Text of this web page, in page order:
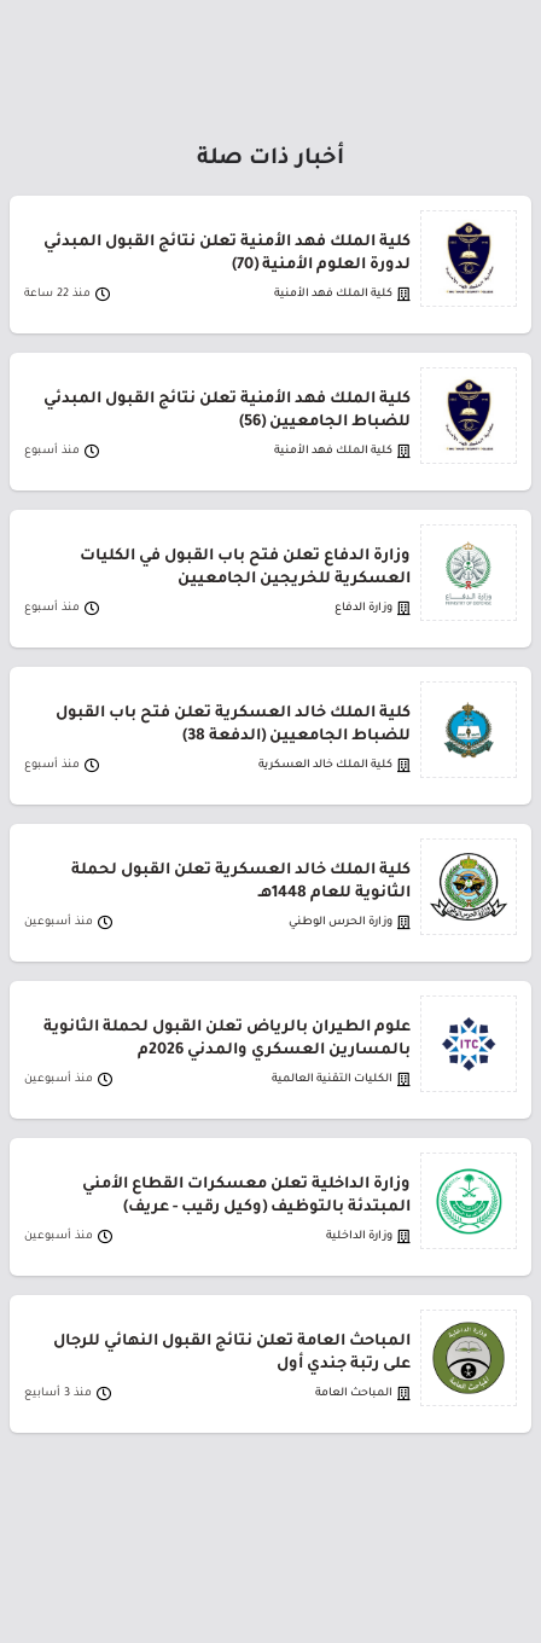
أخبار ذات صلة
كلية الملك فهد الأمنية تعلن نتائج القبول المبدئي
لدورة العلوم الأمنية (70)
كلية الملك فهد الأمنية منذ 22 ساعة
كلية الملك فهد الأمنية تعلن نتائج القبول المبدئي
للضباط الجامعيين (56)
كلية الملك فهد الأمنية منذ أسبوع
وزارة الدفاع تعلن فتح باب القبول في الكليات
العسكرية للخريجين الجامعيين
وزارة الدفاع منذ أسبوع
كلية الملك خالد العسكرية تعلن فتح باب القبول
للضباط الجامعيين (الدفعة 38)
كلية الملك خالد العسكرية منذ أسبوع
كلية الملك خالد العسكرية تعلن القبول لحملة
الثانوية للعام 1448هـ
وزارة الحرس الوطني منذ أسبوعين
علوم الطيران بالرياض تعلن القبول لحملة الثانوية
بالمسارين العسكري والمدني 2026م
الكليات التقنية العالمية منذ أسبوعين
وزارة الداخلية تعلن معسكرات القطاع الأمني
المبتدئة بالتوظيف (وكيل رقيب - عريف)
وزارة الداخلية منذ أسبوعين
المباحث العامة تعلن نتائج القبول النهائي للرجال
على رتبة جندي أول
المباحث العامة منذ 3 أسابيع